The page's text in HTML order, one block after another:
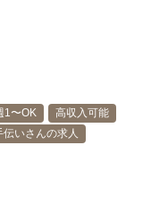
1〜OK
高収入可能
伝いさんの求人